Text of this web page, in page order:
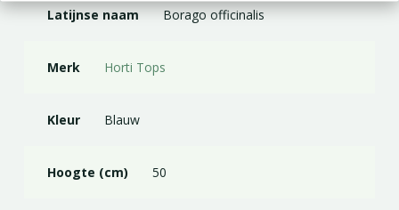
Latijnse naam Borago officinalis
Merk Horti Tops
Kleur Blauw
Hoogte (cm) 50